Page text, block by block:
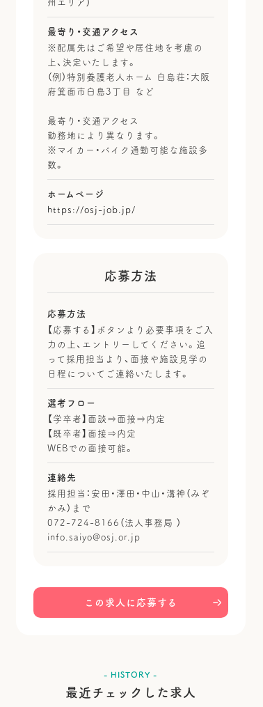
州エリア）
最寄り・ 交通アクセス
※配属先はご希望や居住地を考慮の
上、決定いたします。
（例）特別養護老人ホーム 白島荘：大阪
府箕面市白島3丁目 など
最寄り・交通アクセス
勤務地により異なります。
※マイカー・バイク通勤可能な施設多
数。
ホームページ
https://osj-job.jp/
応募方法
応募方法
【応募する】ボタンより必要事項をご入
力の上、エントリーしてください。追
って採用担当より、面接や施設見学の
日程についてご連絡いたします。
選考フロー
【学卒者】面談⇒面接⇒内定
【既卒者】面接⇒内定
WEBでの面接可能。
連絡先
採用担当：安田・澤田・中山・溝神（みぞ
かみ）まで
072-724-8166（法人事務局 ）
info.saiyo@osj.or.jp
この求人に応募する
- HISTORY -
最近チェックした求人